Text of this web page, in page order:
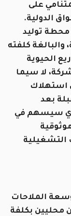
على
الدولية.
محطة توليد
والبالغة كلفته
الحيوية
لا سيما
استهلاك
بعد
سيسهم في
التشغيلية
الملاحات
محليين بكلفة